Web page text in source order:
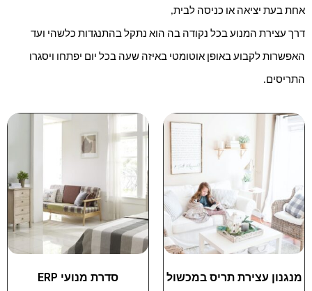
אחת בעת יציאה או כניסה לבית,
התריסים.
מנגנון עצירת תריס במכשול סדרת מנועי ERP